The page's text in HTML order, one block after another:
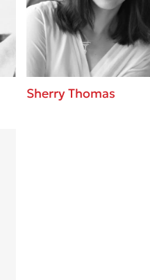
Sherry Thomas